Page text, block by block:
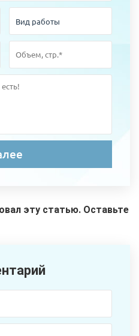
эту статью. Оставьте